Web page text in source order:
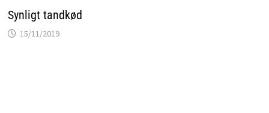
Synligt tandkød
15/11/2019